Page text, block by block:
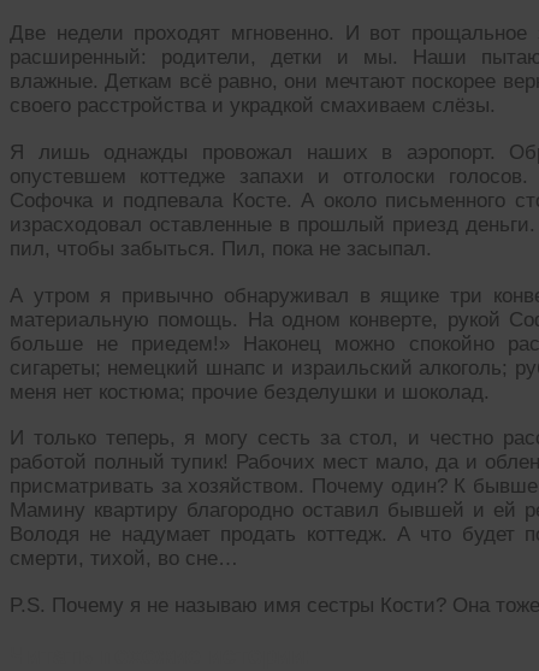
Две недели проходят мгновенно. И вот
расширенный: родители, детки и мы. Наши
влажные. Деткам всё равно, они мечтают поскорее
своего расстройства и украдкой смахиваем слёзы.
Я лишь однажды провожал наших в аэропорт.
опустевшем коттедже запахи и отголоски
Софочка и подпевала Косте. А около письменного
израсходовал оставленные в прошлый приезд
пил, чтобы забыться. Пил, пока не засыпал.
А утром я привычно обнаруживал в ящике три
материальную помощь. На одном конверте, рукой
больше не приедем!» Наконец можно спокойно
сигареты; немецкий шнапс и израильский алкоголь;
меня нет костюма; прочие безделушки и шоколад.
И только теперь, я могу сесть за стол, и честно
работой полный тупик! Рабочих мест мало, да и
присматривать за хозяйством. Почему один? К
Мамину квартиру благородно оставил бывшей и ей
Володя не надумает продать коттедж. А что
смерти, тихой, во сне…
P.S. Почему я не называю имя сестры Кости? Она